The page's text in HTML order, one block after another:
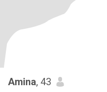
Amina, 43